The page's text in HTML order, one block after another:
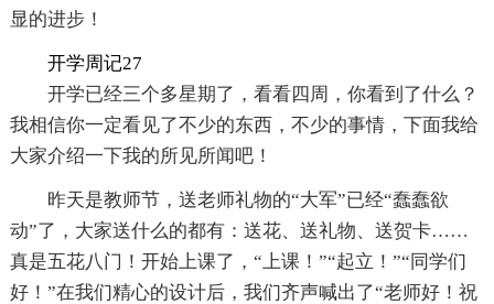
显的进步！
开学周记27
开学已经三个多星期了，看看四周，你看到了什么？
我相信你一定看见了不少的东西，不少的事情，下面我给
大家介绍一下我的所见所闻吧！
昨天是教师节，送老师礼物的“大军”已经“蠢蠢欲
动”了，大家送什么的都有：送花、送礼物、送贺卡……
真是五花八门！开始上课了，“上课！”“起立！”“同学们
好！”在我们精心的设计后，我们齐声喊出了“老师好！祝